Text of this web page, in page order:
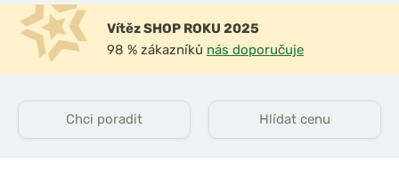
Vítěz SHOP ROKU 2025
98 % zákazníků nás doporučuje
Chci poradit Hlídat cenu